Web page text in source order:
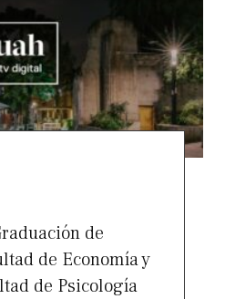
de
de Economía y
de Psicología